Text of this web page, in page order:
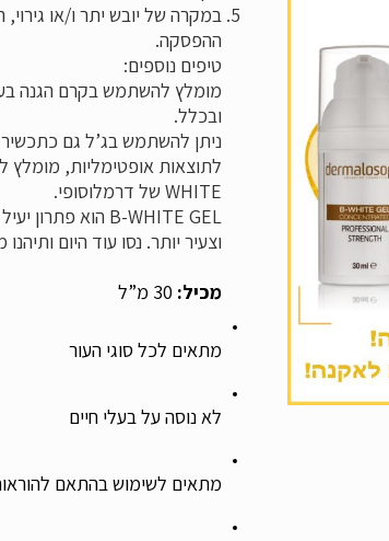
במקרה של יובש יתר ו/או
ההפסקה.
טיפים נוספים:
ובכלל.
ניתן להשתמש בג’ל גם כתכשיר
WHITE של דרמלוסופי.
B-WHITE GEL הוא פתרון
וצעיר יותר. נסו עוד היום
מכיל: 30 מ”ל
מתאים לכל סוגי העור
לא נוסה על בעלי חיים
מתאים לשימוש בהתאם